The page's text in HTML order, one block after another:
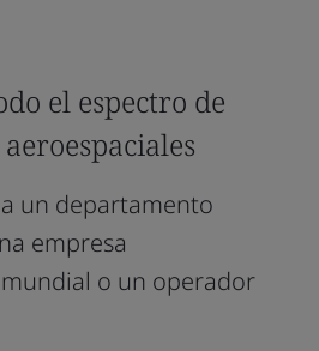
el espectro de
un departamento
empresa
o un operador